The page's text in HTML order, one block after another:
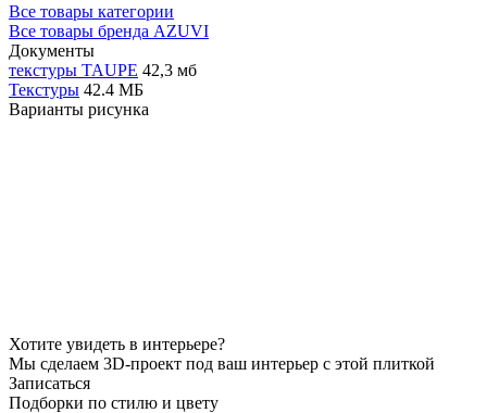
Все товары категории
Все товары бренда AZUVI
Документы
текстуры TAUPE 42,3 мб
Текстуры 42.4 МБ
Варианты рисунка
Хотите увидеть в интерьере?
Мы сделаем 3D-проект под ваш интерьер с этой плиткой
Записаться
Подборки по стилю и цвету